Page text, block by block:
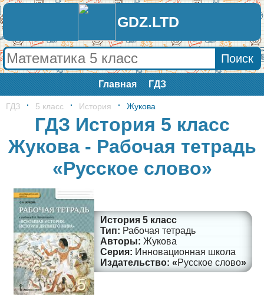
GDZ.LTD
Главная ГДЗ
ГДЗ 5 класс История Жукова
ГДЗ История 5 класс
Жукова - Рабочая тетрадь
«Русское слово»
История 5 класс
Рабочая тетрадь
Жукова
Инновационная школа
Русское слово